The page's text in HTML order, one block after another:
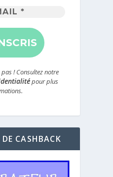
Adresse
mail
*
! Consultez notre
pour plus
CASHBACK